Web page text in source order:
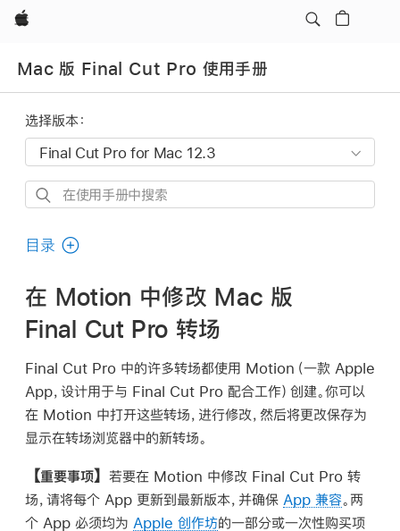
Apple
Mac 版 Final Cut Pro 使用手册
选择版本：
在
用
册
中
搜
目录
在 Motion 中修改 Mac 版
Final Cut Pro 转场
Final Cut Pro 中的许多转场都使用 Motion（一款 Apple
App，设计用于与 Final Cut Pro 配合工作）创建。你可以
在 Motion 中打开这些转场，进行修改，然后将更改保存为
显示在转场浏览器中的新转场。
【重要事项】 若要在 Motion 中修改 Final Cut Pro 转
场，请将每个 App 更新到最新版本，并确保 App 兼容。两
个 App 必须均为 Apple 创作坊的一部分或一次性购买项